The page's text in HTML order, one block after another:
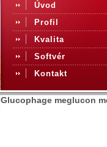
Úvod
Profil
Kvalita
Softvér
Kontakt
Glucophage meglucon